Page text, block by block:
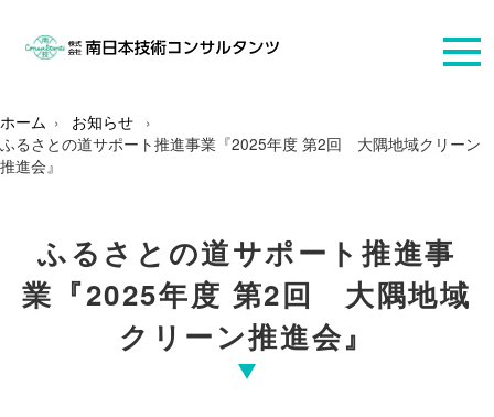
ホーム
お知らせ
ふるさとの道サポート推進事業『2025年度 第2回 大隅地域クリーン
推進会』
ふるさとの道サポート推進事
業『2025年度 第2回 大隅地域
クリーン推進会』